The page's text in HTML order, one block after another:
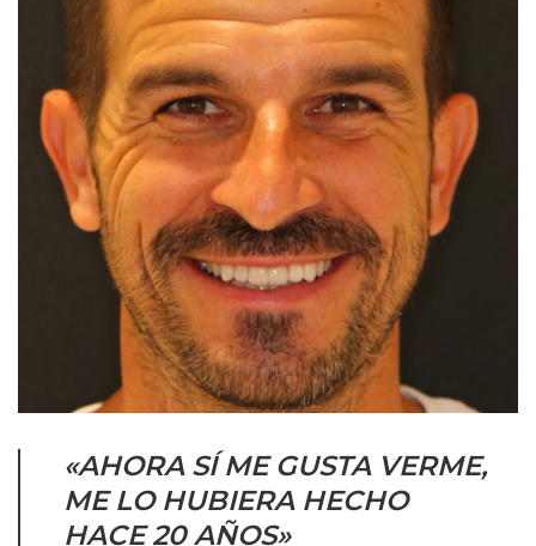
«AHORA SÍ ME GUSTA VERME,
ME LO HUBIERA HECHO
HACE 20 AÑOS»